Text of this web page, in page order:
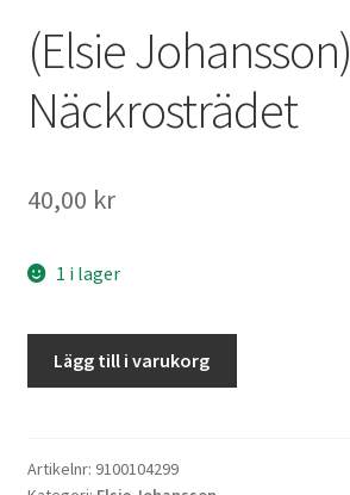
(Elsie Johansson)
Näckrosträdet
40,00 kr
1 i lager
mängd
Lägg till i varukorg
Artikelnr: 9100104299